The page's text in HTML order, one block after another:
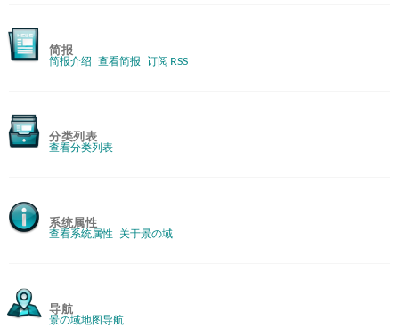
简报
简报介绍 查看简报 订阅 RSS
分类列表
查看分类列表
系统属性
查看系统属性 关于景の域
导航
景の域地图导航